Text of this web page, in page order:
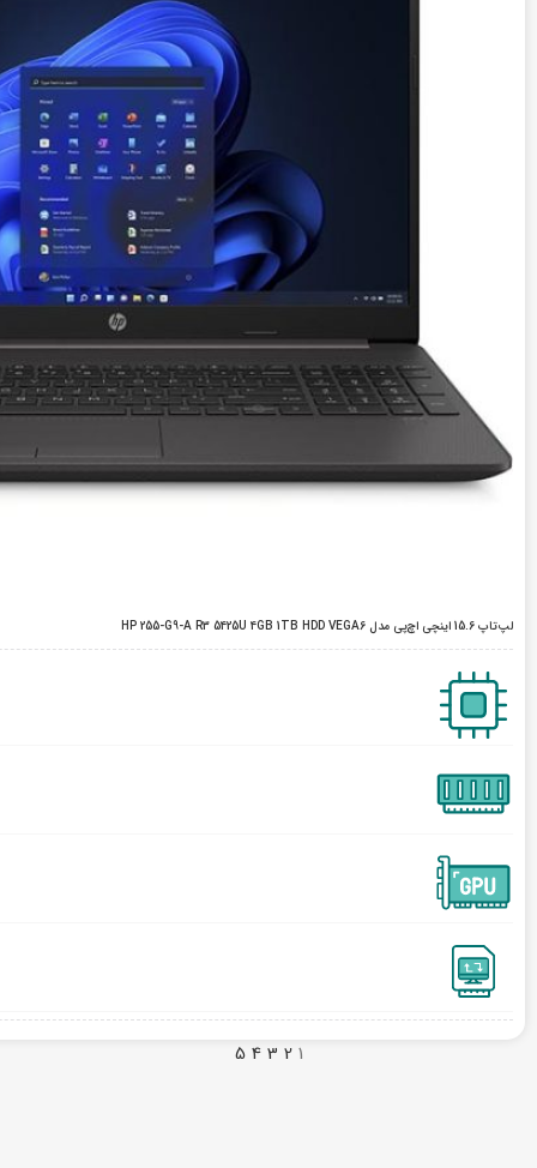
لپ‌تاپ 15.6 اینچی اچ‌پی مدل HP 255-G9-A R3 5425U 4GB 1TB HDD VEGA6
1
2
3
4
5